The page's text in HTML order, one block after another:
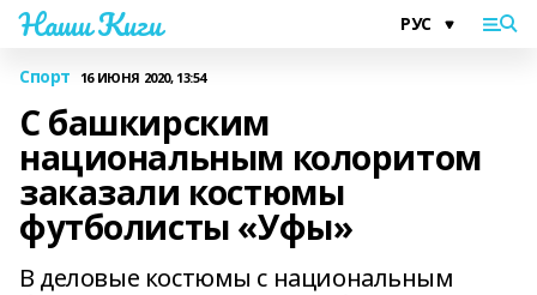
Наши Киги
Спорт 16 ИЮНЯ 2020, 13:54
С башкирским
национальным колоритом
заказали костюмы
футболисты «Уфы»
В деловые костюмы с национальным